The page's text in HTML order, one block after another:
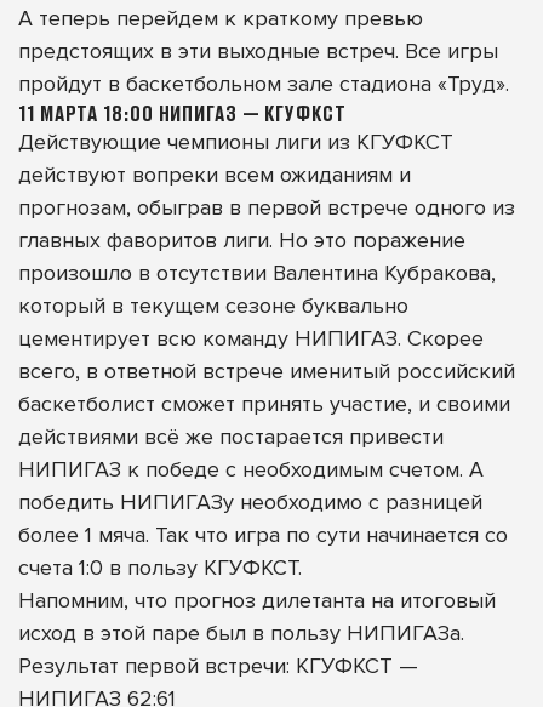
А теперь перейдем к краткому превью
предстоящих в эти выходные встреч. Все игры
пройдут в баскетбольном зале стадиона «Труд».
11 МАРТА 18:00 НИПИГАЗ — КГУФКСТ
Действующие чемпионы лиги из КГУФКСТ
действуют вопреки всем ожиданиям и
прогнозам, обыграв в первой встрече одного из
главных фаворитов лиги. Но это поражение
произошло в отсутствии Валентина Кубракова,
который в текущем сезоне буквально
цементирует всю команду НИПИГАЗ. Скорее
всего, в ответной встрече именитый российский
баскетболист сможет принять участие, и своими
действиями всё же постарается привести
НИПИГАЗ к победе с необходимым счетом. А
победить НИПИГАЗу необходимо с разницей
более 1 мяча. Так что игра по сути начинается со
счета 1:0 в пользу КГУФКСТ.
Напомним, что прогноз дилетанта на итоговый
исход в этой паре был в пользу НИПИГАЗа.
Результат первой встречи: КГУФКСТ —
НИПИГАЗ 62:61